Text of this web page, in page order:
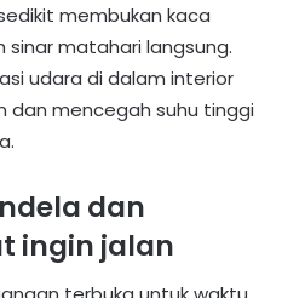
membukan kaca
sinar matahari langsung.
udara di dalam interior
dan mencegah suhu tinggi
dan
ingin jalan